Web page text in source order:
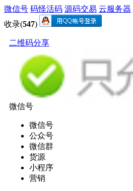
微信号 码怪活码 源码交易 云服务器
收录(547)
二维码分享
微信号
微信号
公众号
微信群
货源
小程序
营销